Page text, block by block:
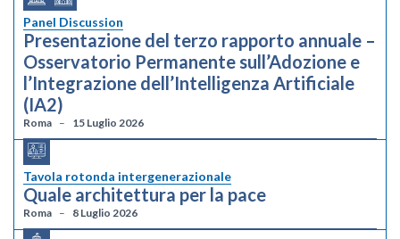
Panel Discussion
Presentazione del terzo rapporto annuale –
Osservatorio Permanente sull’Adozione e
l’Integrazione dell’Intelligenza Artificiale
(IA2)
Roma 15 Luglio 2026
Tavola rotonda intergenerazionale
Quale architettura per la pace
Roma 8 Luglio 2026